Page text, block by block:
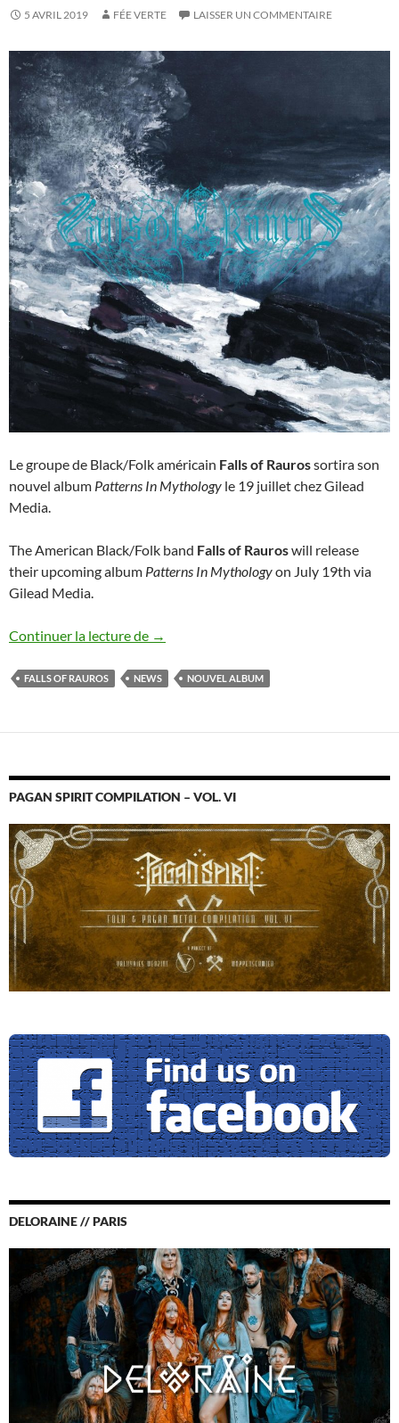
5 AVRIL 2019 FÉE VERTE LAISSER UN COMMENTAIRE
Le groupe de Black/Folk américain Falls of Raurossortira son
nouvel album Patterns In Mythology le 19 juillet chez Gilead
Media.
The American Black/Folk band Falls of Rauroswill release
their upcoming album Patterns In Mythologyon July 19th via
Gilead Media.
Continuer la lecture de Falls of Rauros annonce un nouvel album
→
FALLS OF RAUROS NEWS NOUVEL ALBUM
PAGAN SPIRIT COMPILATION – VOL. VI
DELORAINE // PARIS